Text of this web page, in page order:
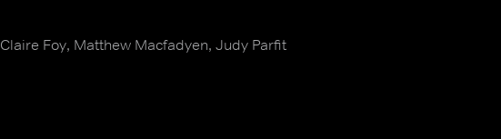
Claire Foy, Matthew Macfadyen, Judy Parfit